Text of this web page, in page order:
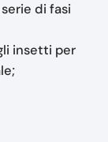
di fasi
insetti per